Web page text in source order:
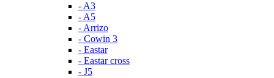
- A3
- A5
- Arrizo
- Cowin 3
- Eastar
- Eastar cross
- J5